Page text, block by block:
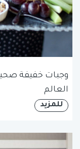
وجبات خفيفة
العالم
للمزيد